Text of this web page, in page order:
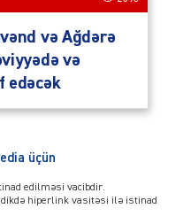
və Ağdərə
və
edəcək
üçün
edilməsi vacibdir.
hiperlink vasitəsi ilə istinad